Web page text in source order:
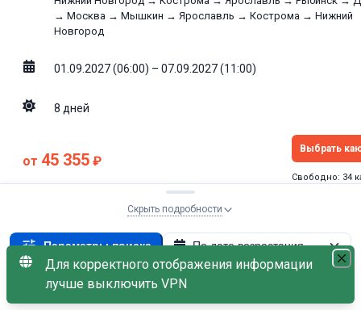
Скрыть подробности
Параметры поиска По дате возрастания
С наличием мест 01.09.2027 ×
→ Москва → Мышкин → Ярославль → Кострома → Нижний
Новгород
01.09.2027 (06:00) – 07.09.2027 (11:00)
8 дней
от 45 355 ₽
Выбрать
Свободно: 34
01
Для корректного отображения информации
лучше выключить VPN